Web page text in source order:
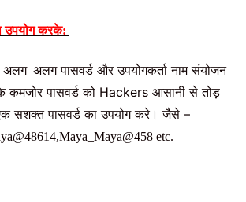
उपयोग करके:
अलग–अलग पासवर्ड और उपयोगकर्ता नाम संयोजन
कमजोर पासवर्ड को Hackers आसानी से तोड़
सशक्त पासवर्ड का उपयोग करे।जैसे –
etc.